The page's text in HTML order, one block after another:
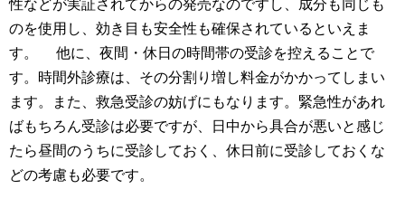
性などが実証されてからの発売なのですし、成分も同じも
のを使用し、効き目も安全性も確保されているといえま
す。
他に、夜間・休日の時間帯の受診を控えることで
す。時間外診療は、その分割り増し料金がかかってしまい
ます。また、救急受診の妨げにもなります。緊急性があれ
ばもちろん受診は必要ですが、日中から具合が悪いと感じ
たら昼間のうちに受診しておく、休日前に受診しておくな
どの考慮も必要です。